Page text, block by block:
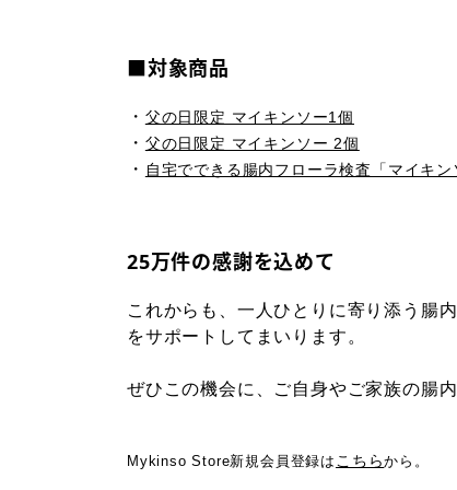
■対象商品
・ 父の日限定 マイキンソー1個
・ 父の日限定 マイキンソー 2個
・ 自宅でできる腸内フローラ検査「マイキン
25万件の感謝を込めて
これからも、一人ひとりに寄り添う腸
をサポートしてまいります。
ぜひこの機会に、ご自身やご家族の腸
Mykinso Store新規会員登録は こちらから。